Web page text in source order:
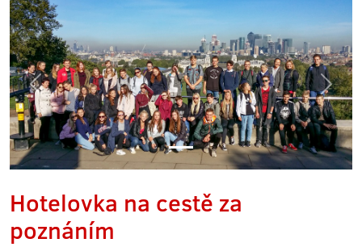
Hotelovka na cestě za
poznáním